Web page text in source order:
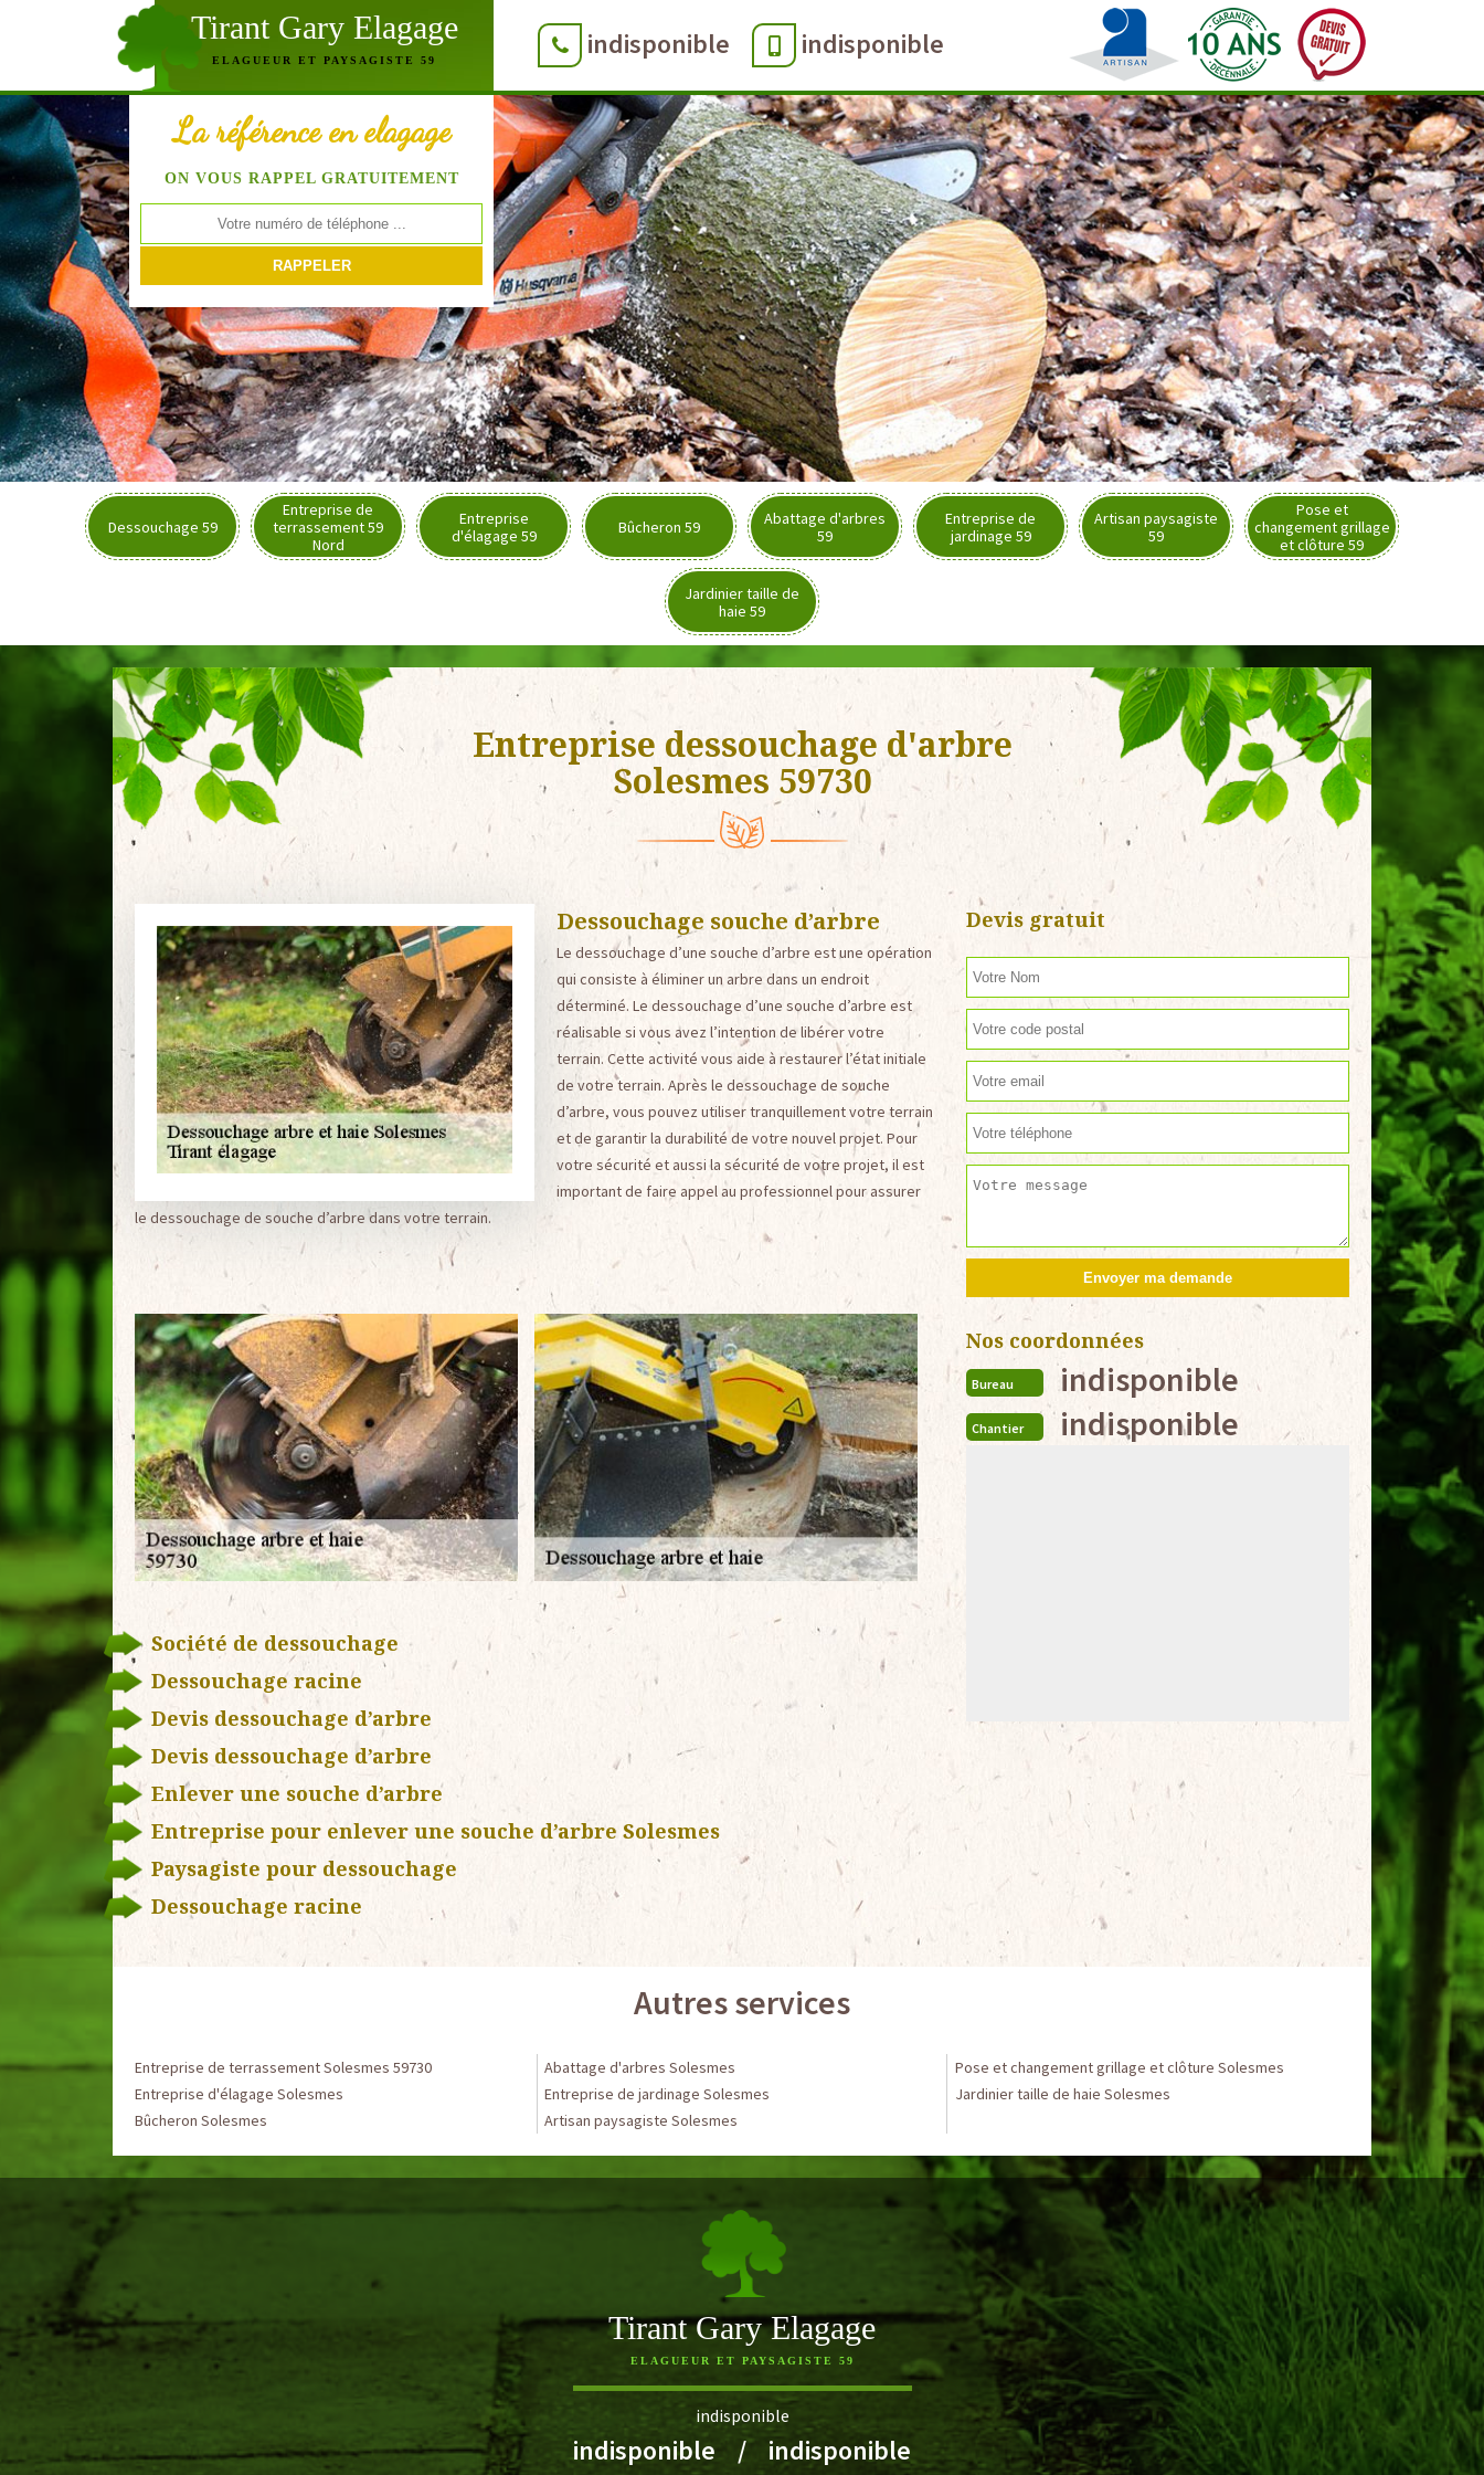
Tirant Gary Elagage
ELAGUEUR ET PAYSAGISTE 59 indisponible indisponible
La référence en elagage
ON VOUS RAPPEL GRATUITEMENT
Dessouchage 59
Entreprise de
terrassement 59
Nord
Entreprise
d'élagage 59
Bûcheron 59
Abattage d'arbres
59
Entreprise de
jardinage 59
Artisan paysagiste
59
Pose et
changement grillage
et clôture 59
Jardinier taille de
haie 59
Entreprise dessouchage d'arbre
Solesmes 59730
Dessouchage souche d’arbre
Le dessouchage d’une souche d’arbre est une opération
qui consiste à éliminer un arbre dans un endroit
déterminé. Le dessouchage d’une souche d’arbre est
réalisable si vous avez l’intention de libérer votre
terrain. Cette activité vous aide à restaurer l’état initiale
de votre terrain. Après le dessouchage de souche
d’arbre, vous pouvez utiliser tranquillement votre terrain
et de garantir la durabilité de votre nouvel projet. Pour
votre sécurité et aussi la sécurité de votre projet, il est
important de faire appel au professionnel pour assurer
le dessouchage de souche d’arbre dans votre terrain.
Société de dessouchage
Dessouchage racine
Devis dessouchage d’arbre
Devis dessouchage d’arbre
Enlever une souche d’arbre
Entreprise pour enlever une souche d’arbre Solesmes
Paysagiste pour dessouchage
Dessouchage racine
Devis gratuit
Nos coordonnées
Bureau indisponible
Chantier indisponible
Autres services
Entreprise de terrassement Solesmes 59730
Entreprise d'élagage Solesmes
Bûcheron Solesmes
Abattage d'arbres Solesmes
Entreprise de jardinage Solesmes
Artisan paysagiste Solesmes
Pose et changement grillage et clôture Solesmes
Jardinier taille de haie Solesmes
Tirant Gary Elagage
ELAGUEUR ET PAYSAGISTE 59
indisponible
indisponible / indisponible